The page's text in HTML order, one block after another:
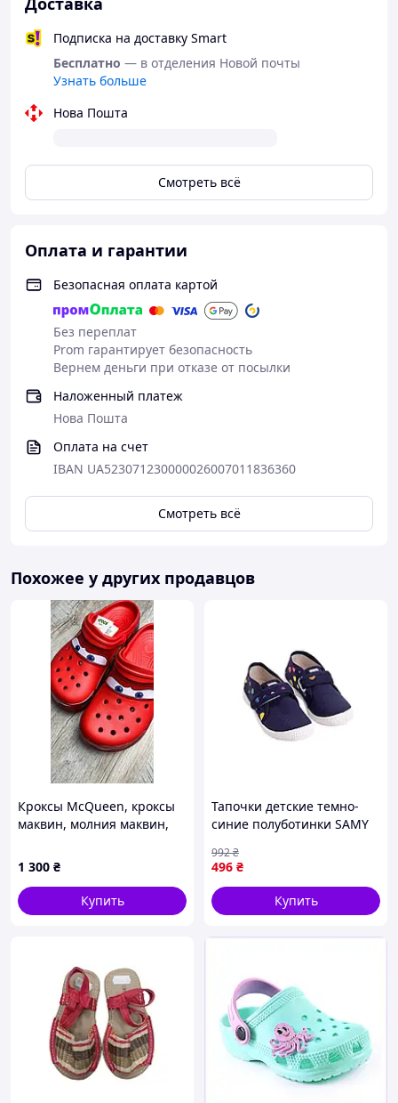
Подписка на доставку Smart
Бесплатно — в отделения Новой почты
Узнать больше
Нова Пошта
Смотреть всё
Оплата и гарантии
Безопасная оплата картой
Без переплат
Prom гарантирует безопасность
Вернем деньги при отказе от посылки
Наложенный платеж
Нова Пошта
Оплата на счет
IBAN UA523071230000026007011836360
Смотреть всё
Похожее у других продавцов
Кроксы McQueen, кроксы
маквин, молния маквин,
1 300 ₴
Купить
Тапочки детские темно-
синие полуботинки SAMY
из натуральной кожи и
хлопка для комфортной
ходьбы
496 ₴
992₴
Купить